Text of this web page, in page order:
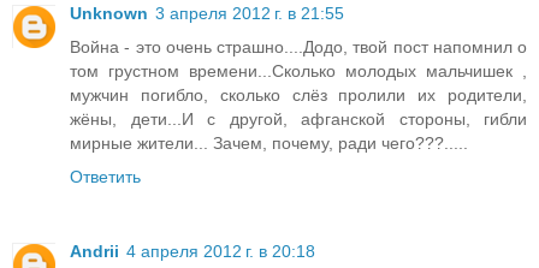
Unknown 3 апреля 2012 г. в 21:55
Война - это очень страшно....Додо, твой пост напомнил о
том грустном времени...Сколько молодых мальчишек ,
мужчин погибло, сколько слёз пролили их родители,
жёны, дети...И с другой, афганской стороны, гибли
мирные жители... Зачем, почему, ради чего???.....
Ответить
Andrii 4 апреля 2012 г. в 20:18